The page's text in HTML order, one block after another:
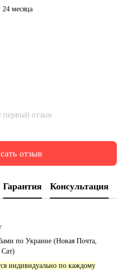
24 месяца
первый отзыв
отзыв
Гарантия Консультация
по Украине (Новая Почта,
индивидуально по каждому